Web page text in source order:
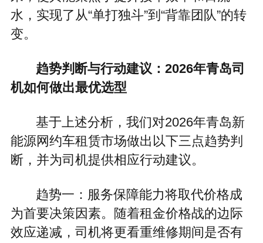
水，实现了从“单打独斗”到“背靠团队”的转
变。
趋势判断与行动建议：2026年青岛司
机如何做出最优选型
基于上述分析，我们对2026年青岛新
能源网约车租赁市场做出以下三点趋势判
断，并为司机提供相应行动建议。
趋势一：服务保障能力将取代价格成
为首要决策因素。随着租金价格战的边际
效应递减，司机将更看重维修期间是否有